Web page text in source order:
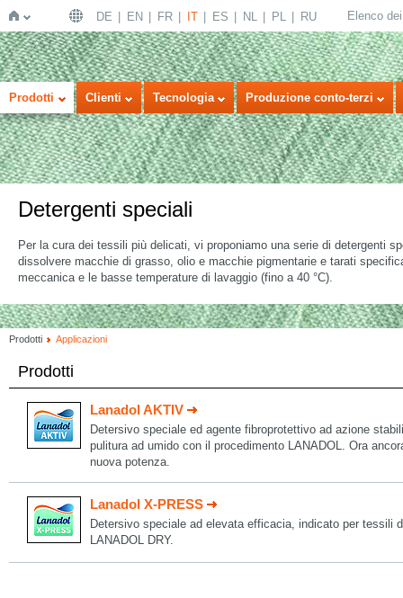
Home
DE EN FR IT ES NL PL RU Elenco
Prodotti Clienti Tecnologia Produzione conto-terzi
Detergenti speciali
Per la cura dei tessili più delicati, vi proponiamo una serie di detergenti
dissolvere macchie di grasso, olio e macchie pigmentarie e tarati
meccanica e le basse temperature di lavaggio (fino a 40 °C).
Prodotti Applicazioni
Prodotti
Lanadol AKTIV
Detersivo speciale ed agente fibroprotettivo ad azione
pulitura ad umido con il procedimento LANADOL. Ora
nuova potenza.
Lanadol X-PRESS
Detersivo speciale ad elevata efficacia, indicato per tessili
LANADOL DRY.